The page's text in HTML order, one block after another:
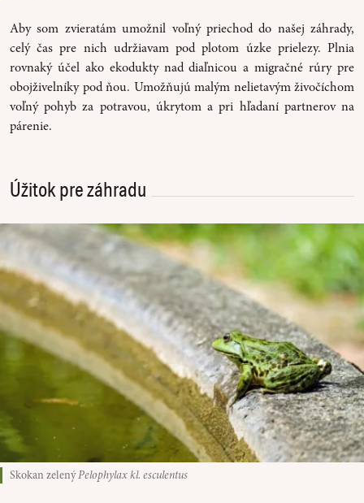
Aby som zvieratám umožnil voľný priechod do našej záhrady,
celý čas pre nich udržiavam pod plotom úzke prielezy. Plnia
rovnaký účel ako ekodukty nad diaľnicou a migračné rúry pre
obojživelníky pod ňou. Umožňujú malým nelietavým živočíchom
voľný pohyb za potravou, úkrytom a pri hľadaní partnerov na
párenie.
Úžitok pre záhradu
Skokan zelenýPelophylax kl. esculentus